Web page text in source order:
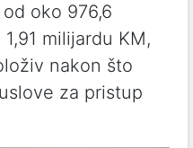
oko 976,6
milijardu KM,
nakon što
za pristup